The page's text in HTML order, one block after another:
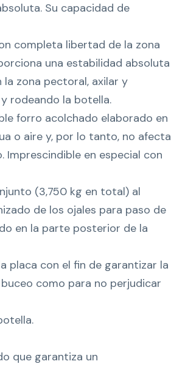
Su capacidad de
completa libertad de la zona
una estabilidad absoluta
zona pectoral, axilar y
rodeando la botella.
forro acolchado elaborado en
o aire y, por lo tanto, no afecta
en especial con
(3,750 kg en total) al
de los ojales para paso de
en la parte posterior de la
placa con el fin de garantizar la
como para no perjudicar
que garantiza un